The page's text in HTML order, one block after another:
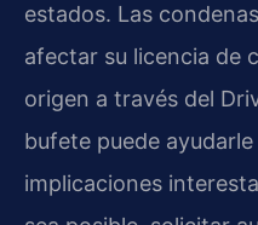
estados. Las
afectar su licencia de
origen a través del
bufete puede
implicaciones